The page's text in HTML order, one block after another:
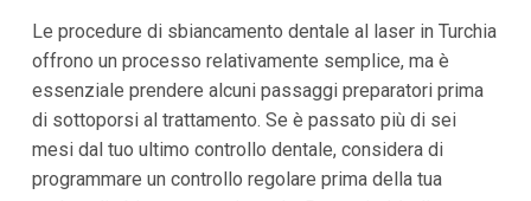
Le procedure di sbiancamento dentale al laser in Turchia
offrono un processo relativamente semplice, ma è
essenziale prendere alcuni passaggi preparatori prima
di sottoporsi al trattamento. Se è passato più di sei
mesi dal tuo ultimo controllo dentale, considera di
programmare un controllo regolare prima della tua